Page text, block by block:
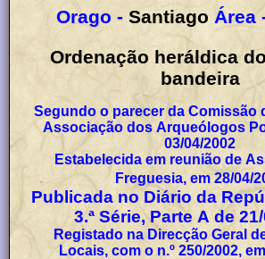
Orago - Santiago Área
Ordenação heráldica
bandeira
Segundo o parecer da Comissão
Associação dos Arqueólogos
03/04/2002
Estabelecida em reunião de
Freguesia, em 28/04/
Publicada no Diário da
3.ª Série, Parte A de
Registado na Direcção Geral
Locais, com o n.º 250/2002,